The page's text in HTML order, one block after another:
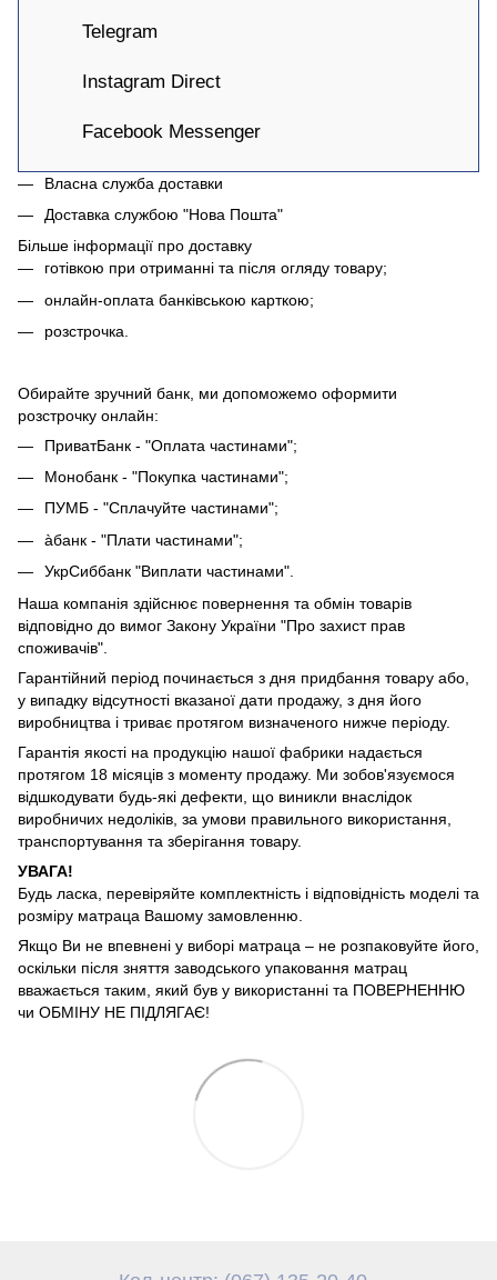
Telegram
Instagram Direct
Facebook Messenger
Власна служба доставки
Доставка службою "Нова Пошта"
Більше інформації про доставку
готівкою при отриманні та після огляду товару;
онлайн-оплата банківською карткою;
розстрочка.
Обирайте зручний банк, ми допоможемо оформити
розстрочку онлайн:
ПриватБанк - "Оплата частинами";
Монобанк - "Покупка частинами";
ПУМБ - "Сплачуйте частинами";
àбанк - "Плати частинами";
УкрСиббанк "Виплати частинами".
Наша компанія здійснює повернення та обмін товарів
відповідно до вимог Закону України "Про захист прав
споживачів".
Гарантійний період починається з дня придбання товару або,
у випадку відсутності вказаної дати продажу, з дня його
виробництва і триває протягом визначеного нижче періоду.
Гарантія якості на продукцію нашої фабрики надається
протягом 18 місяців з моменту продажу. Ми зобов'язуємося
відшкодувати будь-які дефекти, що виникли внаслідок
виробничих недоліків, за умови правильного використання,
транспортування та зберігання товару.
УВАГА!
Будь ласка, перевіряйте комплектність і відповідність моделі та
розміру матраца Вашому замовленню.
Якщо Ви не впевнені у виборі матраца – не розпаковуйте його,
оскільки після зняття заводського упаковання матрац
вважається таким, який був у використанні та ПОВЕРНЕННЮ
чи ОБМІНУ НЕ ПІДЛЯГАЄ!